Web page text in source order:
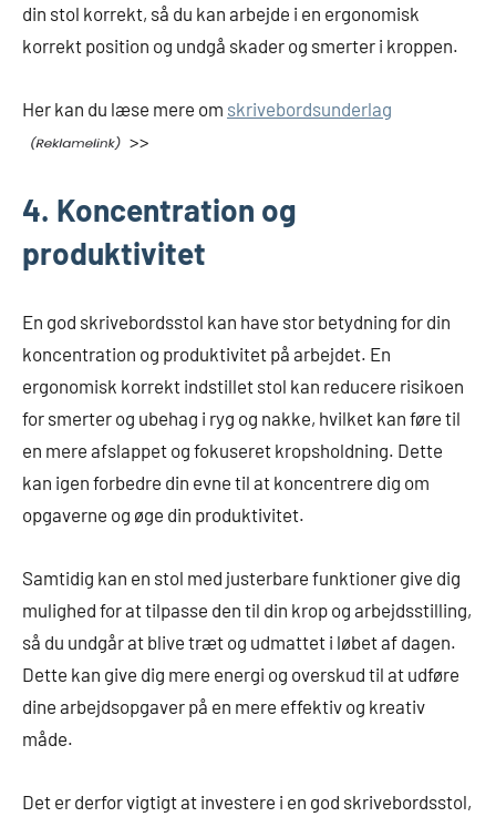
din stol korrekt, så du kan arbejde i en ergonomisk
korrekt position og undgå skader og smerter i kroppen.
Her kan du læse mere om skrivebordsunderlag
>>
4. Koncentration og
produktivitet
En god skrivebordsstol kan have stor betydning for din
koncentration og produktivitet på arbejdet. En
ergonomisk korrekt indstillet stol kan reducere risikoen
for smerter og ubehag i ryg og nakke, hvilket kan føre til
en mere afslappet og fokuseret kropsholdning. Dette
kan igen forbedre din evne til at koncentrere dig om
opgaverne og øge din produktivitet.
Samtidig kan en stol med justerbare funktioner give dig
mulighed for at tilpasse den til din krop og arbejdsstilling,
så du undgår at blive træt og udmattet i løbet af dagen.
Dette kan give dig mere energi og overskud til at udføre
dine arbejdsopgaver på en mere effektiv og kreativ
måde.
Det er derfor vigtigt at investere i en god skrivebordsstol,